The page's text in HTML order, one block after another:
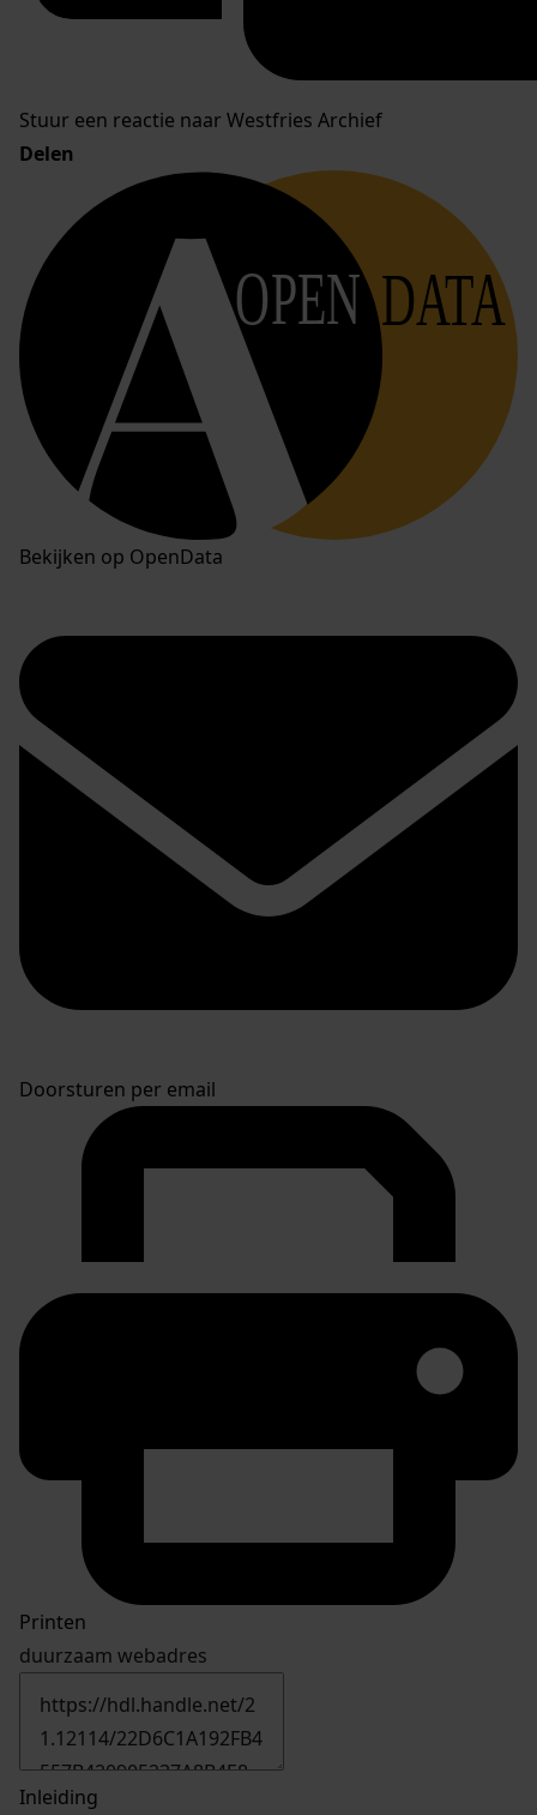
Stuur een reactie naar Westfries Archief
Delen
OPEN DATA
Bekijken op OpenData
Doorsturen per email
Printen
duurzaam webadres
Inleiding